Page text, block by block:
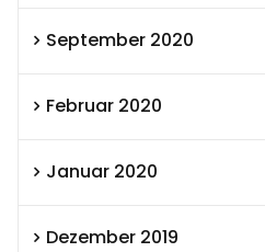
September 2020
Februar 2020
Januar 2020
Dezember 2019